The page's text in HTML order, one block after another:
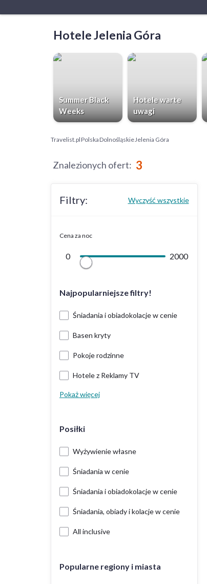
Hotele Jelenia Góra
Summer Black
Weeks
Hotele warte
uwagi
Travelist.plPolskaDolnośląskieJelenia Góra
Znalezionych ofert: 3
Filtry: Wyczyść wszystkie
Cena za noc
0 2000
Najpopularniejsze filtry!
Śniadania i obiadokolacje w cenie
Basen kryty
Pokoje rodzinne
Hotele z Reklamy TV
Pokaż więcej
Posiłki
Wyżywienie własne
Śniadania w cenie
Śniadania i obiadokolacje w cenie
Śniadania, obiady i kolacje w cenie
All inclusive
Popularne regiony i miasta